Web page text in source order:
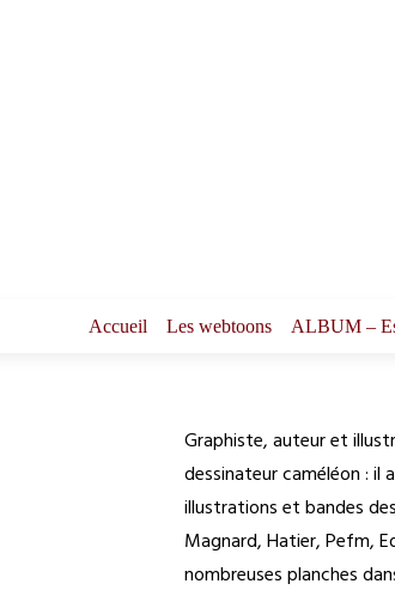
Accueil Les webtoons ALBUM –
Graphiste, auteur et
dessinateur caméléon : il
illustrations et bandes
Magnard, Hatier, Pefm,
nombreuses planches